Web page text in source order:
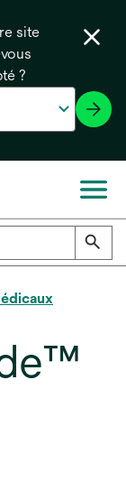
site
?